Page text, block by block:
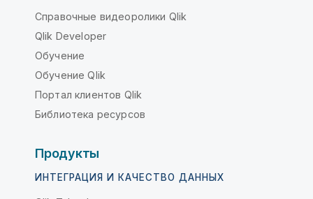
Справочные видеоролики Qlik
Qlik Developer
Обучение
Обучение Qlik
Портал клиентов Qlik
Библиотека ресурсов
Продукты
ИНТЕГРАЦИЯ И КАЧЕСТВО ДАННЫХ